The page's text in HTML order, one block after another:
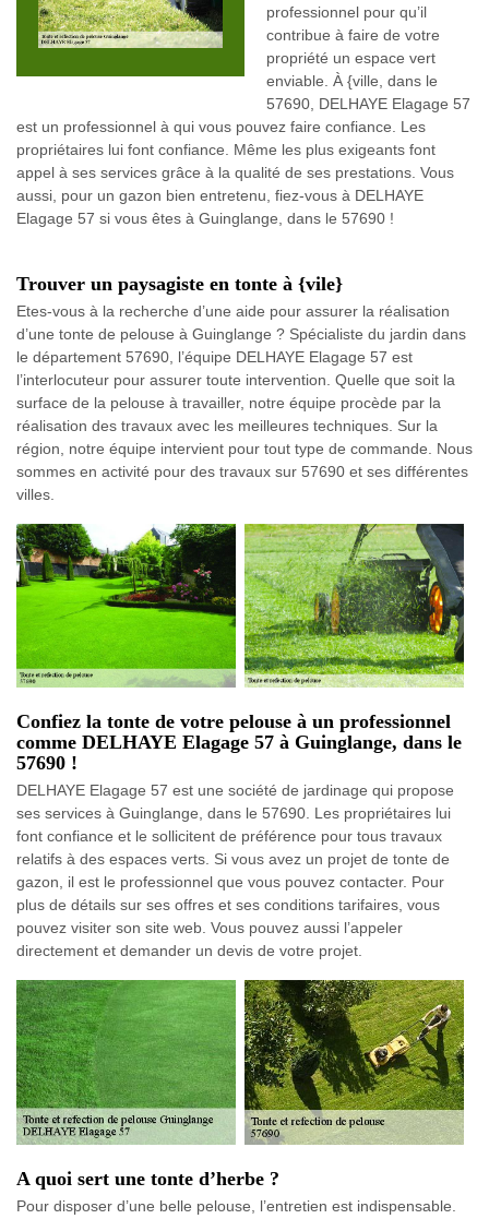
professionnel pour qu’il
contribue à faire de votre
propriété un espace vert
enviable. À {ville, dans le
57690, DELHAYE Elagage 57
est un professionnel à qui vous pouvez faire confiance. Les
propriétaires lui font confiance. Même les plus exigeants font
appel à ses services grâce à la qualité de ses prestations. Vous
aussi, pour un gazon bien entretenu, fiez-vous à DELHAYE
Elagage 57 si vous êtes à Guinglange, dans le 57690 !
Trouver un paysagiste en tonte à {vile}
Etes-vous à la recherche d’une aide pour assurer la réalisation
d’une tonte de pelouse à Guinglange ? Spécialiste du jardin dans
le département 57690, l’équipe DELHAYE Elagage 57 est
l’interlocuteur pour assurer toute intervention. Quelle que soit la
surface de la pelouse à travailler, notre équipe procède par la
réalisation des travaux avec les meilleures techniques. Sur la
région, notre équipe intervient pour tout type de commande. Nous
sommes en activité pour des travaux sur 57690 et ses différentes
villes.
Confiez la tonte de votre pelouse à un professionnel
comme DELHAYE Elagage 57 à Guinglange, dans le
57690 !
DELHAYE Elagage 57 est une société de jardinage qui propose
ses services à Guinglange, dans le 57690. Les propriétaires lui
font confiance et le sollicitent de préférence pour tous travaux
relatifs à des espaces verts. Si vous avez un projet de tonte de
gazon, il est le professionnel que vous pouvez contacter. Pour
plus de détails sur ses offres et ses conditions tarifaires, vous
pouvez visiter son site web. Vous pouvez aussi l’appeler
directement et demander un devis de votre projet.
A quoi sert une tonte d’herbe ?
Pour disposer d’une belle pelouse, l’entretien est indispensable.